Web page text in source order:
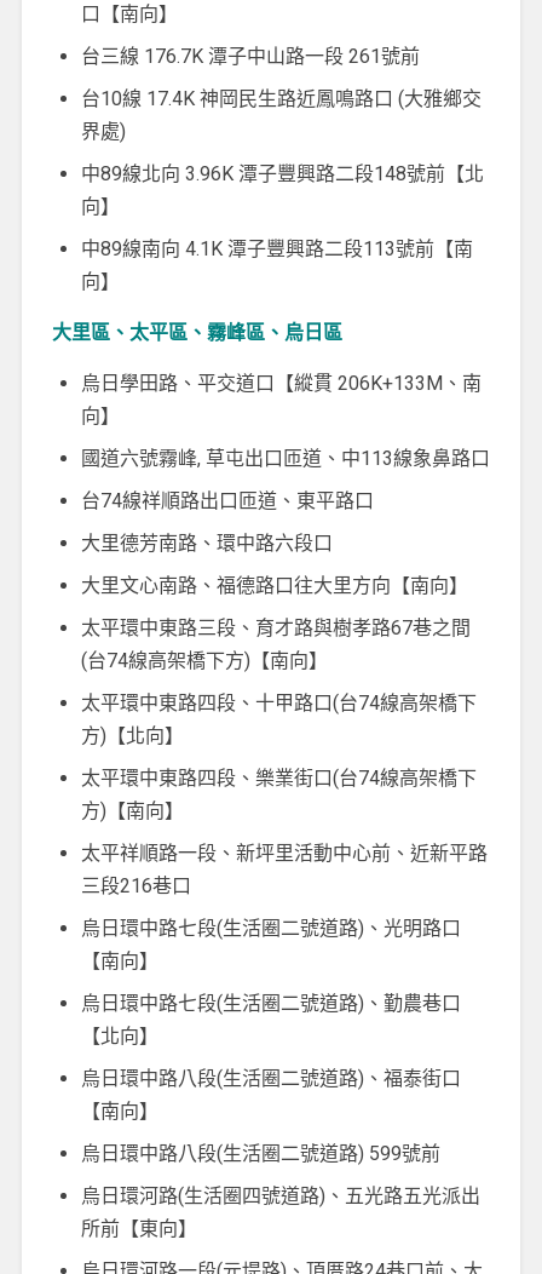
口【南向】
台三線 176.7K 潭子中山路一段 261號前
台10線 17.4K 神岡民生路近鳳鳴路口 (大雅鄉交
界處)
中89線北向 3.96K 潭子豐興路二段148號前【北
向】
中89線南向 4.1K 潭子豐興路二段113號前【南
向】
大里區、太平區、霧峰區、烏日區
烏日學田路、平交道口【縱貫 206K+133M、南
向】
國道六號霧峰, 草屯出口匝道、中113線象鼻路口
台74線祥順路出口匝道、東平路口
大里德芳南路、環中路六段口
大里文心南路、福德路口往大里方向【南向】
太平環中東路三段、育才路與樹孝路67巷之間
(台74線高架橋下方)【南向】
太平環中東路四段、十甲路口(台74線高架橋下
方)【北向】
太平環中東路四段、樂業街口(台74線高架橋下
方)【南向】
太平祥順路一段、新坪里活動中心前、近新平路
三段216巷口
烏日環中路七段(生活圈二號道路)、光明路口
【南向】
烏日環中路七段(生活圈二號道路)、勤農巷口
【北向】
烏日環中路八段(生活圈二號道路)、福泰街口
【南向】
烏日環中路八段(生活圈二號道路) 599號前
烏日環河路(生活圈四號道路)、五光路五光派出
所前【東向】